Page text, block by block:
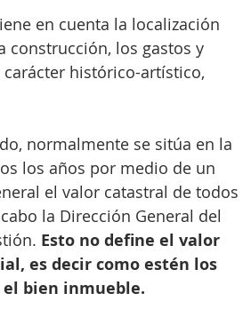
en cuenta la localización
construcción, los gastos y
histórico-artístico,
normalmente se sitúa en la
los años por medio de un
el valor catastral de todos
la Dirección General del
Esto no define el valor
es decir como estén los
el bien inmueble.